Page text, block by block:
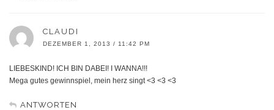
CLAUDI
DEZEMBER 1, 2013 / 11:42 PM
LIEBESKIND! ICH BIN DABEI! I WANNA!!!
Mega gutes gewinnspiel, mein herz singt <3 <3 <3
ANTWORTEN